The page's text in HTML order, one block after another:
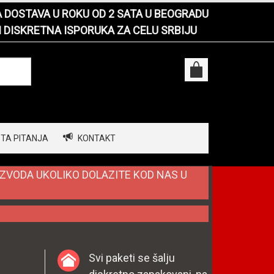
U ROKU OD 2 SATA U BEOGRADU
DISKRETNA ISPORUKA ZA CELU SRBIJU
PITANJA KONTAKT
UKOLIKO DOLAZITE KOD NAS U
Svi paketi se šalju